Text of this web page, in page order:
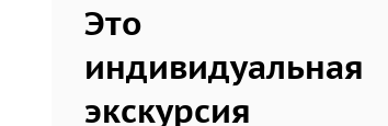
Это
индивидуальная
экскурсия